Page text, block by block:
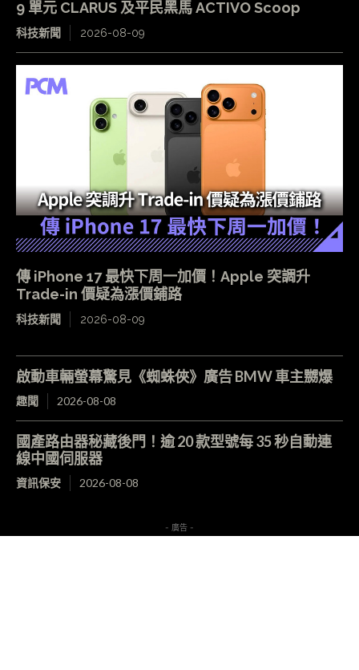
9 單元 CLARUS 及平民黑馬 ACTIVO Scoop
科技新聞 2026-08-09
傳 iPhone 17 最快下周一加價！Apple 突調升
Trade-in 價疑為漲價鋪路
科技新聞 2026-08-09
啟動車輛螢幕驚見《蜘蛛俠》廣告 BMW 車主嬲爆
趣聞 2026-08-08
國產路由器秘藏後門！逾 20 款型號每 35 秒自動連
線中國伺服器
資訊保安 2026-08-08
- 廣告 -